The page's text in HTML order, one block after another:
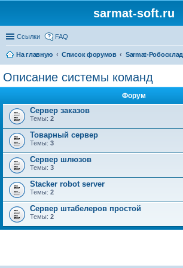
sarmat-soft.ru
Ссылки FAQ
На главную Список форумов Sarmat-Робосклад
Описание системы команд
Форум
Сервер заказов
Темы: 2
Товарный сервер
Темы: 3
Сервер шлюзов
Темы: 3
Stacker robot server
Темы: 2
Сервер штабелеров простой
Темы: 2